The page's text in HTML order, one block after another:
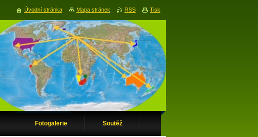
Fotogalerie Soutěž
Úvodní stránka Mapa stránek RSS Tisk